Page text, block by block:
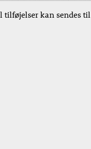
tilføjelser kan sendes til